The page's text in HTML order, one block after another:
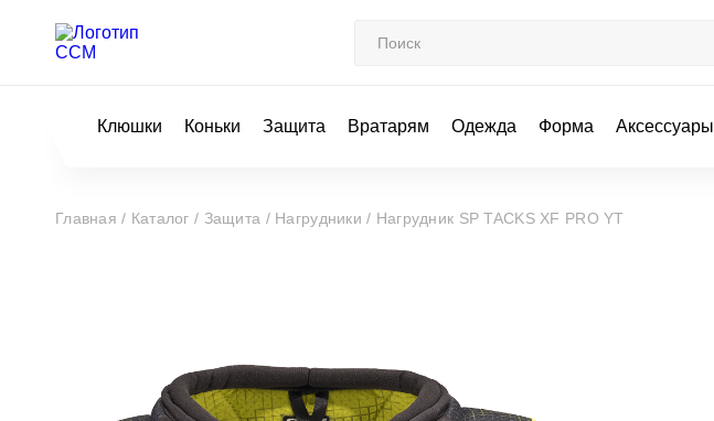
Клюшки Коньки Защита Вратарям Одежда Форма Аксессуары
Главная / Каталог / Защита / Нагрудники / Нагрудник SP TACKS XF PRO YT